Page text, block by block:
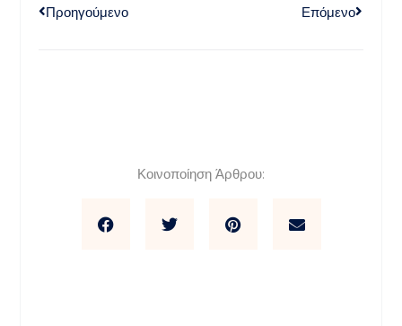
Προηγούμενο Επόμενο
Κοινοποίηση Άρθρου: